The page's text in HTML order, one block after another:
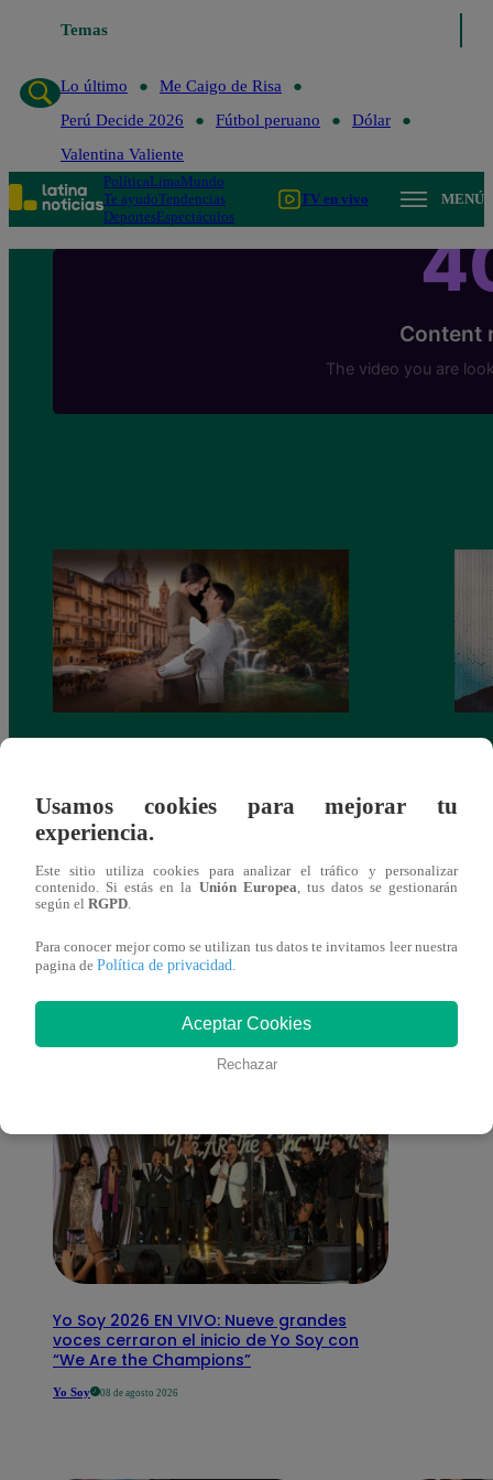
Temas
Lo último
Me Caigo de Risa
Perú Decide 2026
Fútbol peruano
Dólar
Valentina Valiente
PolíticaLimaMundo
Te ayudoTendencias
DeportesEspectáculos
TV en vivo MENÚ
lo cambiará todo
También te puede
interesar
Yo Soy 2026 EN VIVO: Nueve grandes
voces cerraron el inicio de Yo Soy con
“We Are the Champions”
Yo Soy 08 de agosto 2026
Usamos cookies para mejorar tu
experiencia.
Este sitio utiliza cookies para analizar el tráfico y personalizar
contenido. Si estás en la Unión Europea , tus datos se gestionarán
según el RGPD
Para conocer mejor como se utilizan tus datos te invitamos leer nuestra
pagina de Política de privacidad
Aceptar Cookies
Rechazar